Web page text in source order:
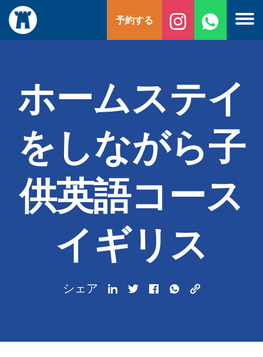
ン
テ
予約する
ホームステイ
をしながら子
供英語コース
イギリス
シェア